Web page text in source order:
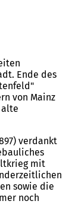
Ende des
von Mainz
verdankt
mit
sowie die
noch